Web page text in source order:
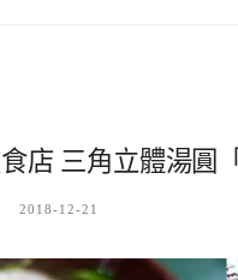
店 三角立體湯圓
2018-12-21